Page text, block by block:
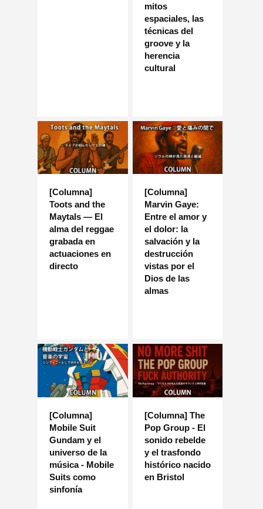
mitos
espaciales, las
técnicas del
groove y la
herencia
cultural
[Columna]
Toots and the
Maytals — El
alma del reggae
grabada en
actuaciones en
directo
[Columna]
Marvin Gaye:
Entre el amor y
el dolor: la
salvación y la
destrucción
vistas por el
Dios de las
almas
[Columna]
Mobile Suit
Gundam y el
universo de la
música - Mobile
Suits como
sinfonía
[Columna] The
Pop Group - El
sonido rebelde
y el trasfondo
histórico nacido
en Bristol